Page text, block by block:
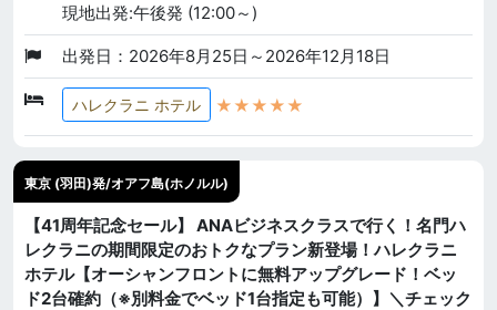
現地出発:午後発 (12:00～)
出発日：2026年8月25日～2026年12月18日
ハレクラニ ホテル ★★★★★
東京 (羽田)発/オアフ島(ホノルル)
【41周年記念セール】 ANAビジネスクラスで行く！名門ハ
レクラニの期間限定のおトクなプラン新登場！ハレクラニ
ホテル【オーシャンフロントに無料アップグレード！ベッ
ド2台確約（※別料金でベッド1台指定も可能）】＼チェック